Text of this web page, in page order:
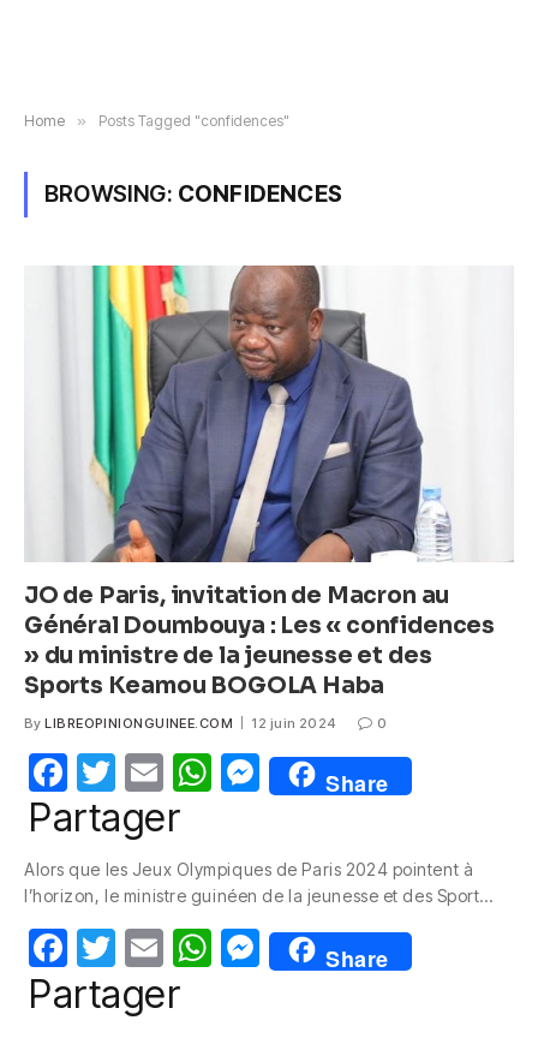
Home » Posts Tagged "confidences"
BROWSING: CONFIDENCES
JO de Paris, invitation de Macron au
Général Doumbouya : Les « confidences
» du ministre de la jeunesse et des
Sports Keamou BOGOLA Haba
By LIBREOPINIONGUINEE.COM 12 juin 2024 0
F
a
e
b
o
o
T
w
itt
er
E
m
W
s
A
p
M
e
e
n
g
Share
Partager
Alors que les Jeux Olympiques de Paris 2024 pointent à
l’horizon, le ministre guinéen de la jeunesse et des Sport…
F
a
T
w
itt
E
m
W M
e
Share
Partager